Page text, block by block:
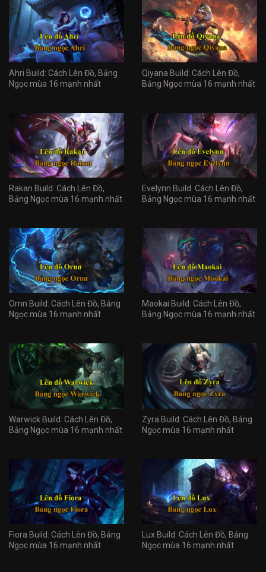
Ahri Build: Cách Lên Đồ, Bảng
Ngọc mùa 16 mạnh nhất
Qiyana Build: Cách Lên Đồ,
Bảng Ngọc mùa 16 mạnh nhất
Rakan Build: Cách Lên Đồ,
Bảng Ngọc mùa 16 mạnh nhất
Evelynn Build: Cách Lên Đồ,
Bảng Ngọc mùa 16 mạnh nhất
Ornn Build: Cách Lên Đồ, Bảng
Ngọc mùa 16 mạnh nhất
Maokai Build: Cách Lên Đồ,
Bảng Ngọc mùa 16 mạnh nhất
Warwick Build: Cách Lên Đồ,
Bảng Ngọc mùa 16 mạnh nhất
Zyra Build: Cách Lên Đồ, Bảng
Ngọc mùa 16 mạnh nhất
Fiora Build: Cách Lên Đồ, Bảng
Ngọc mùa 16 mạnh nhất
Lux Build: Cách Lên Đồ, Bảng
Ngọc mùa 16 mạnh nhất